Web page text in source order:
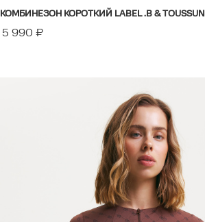
КОМБИНЕЗОН КОРОТКИЙ LABEL .B & TOUSSUN
5 990 ₽